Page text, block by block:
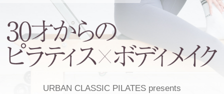
URBAN CLASSIC PILATES presents